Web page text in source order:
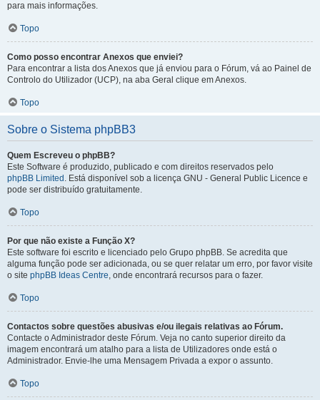
para mais informações.
Topo
Como posso encontrar Anexos que enviei?
Para encontrar a lista dos Anexos que já enviou para o Fórum, vá ao Painel de
Controlo do Utilizador (UCP), na aba Geral clique em Anexos.
Topo
Sobre o Sistema phpBB3
Quem Escreveu o phpBB?
Este Software é produzido, publicado e com direitos reservados pelo
phpBB Limited . Está disponível sob a licença GNU - General Public Licence e
pode ser distribuído gratuitamente.
Topo
Por que não existe a Função X?
Este software foi escrito e licenciado pelo Grupo phpBB. Se acredita que
alguma função pode ser adicionada, ou se quer relatar um erro, por favor visite
o site phpBB Ideas Centre, onde encontrará recursos para o fazer.
Topo
Contactos sobre questões abusivas e/ou ilegais relativas ao Fórum.
Contacte o Administrador deste Fórum. Veja no canto superior direito da
imagem encontrará um atalho para a lista de Utilizadores onde está o
Administrador. Envie-lhe uma Mensagem Privada a expor o assunto.
Topo